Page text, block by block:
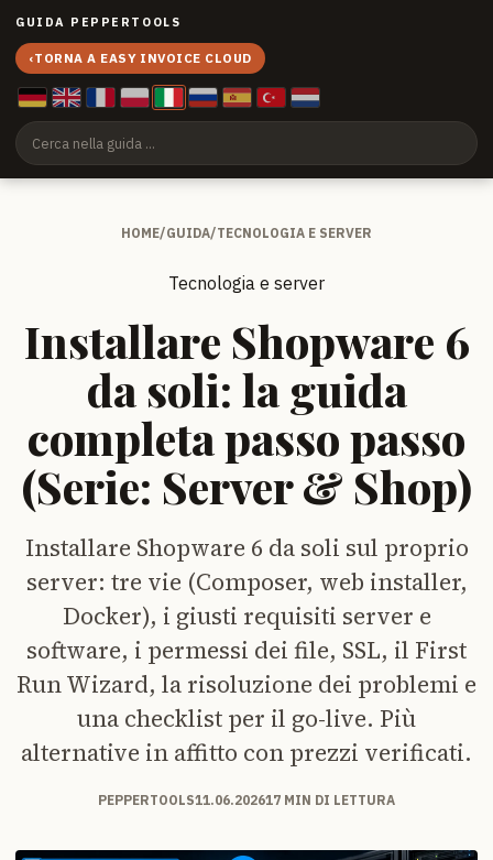
GUIDA PEPPERTOOLS
‹TORNA A EASY INVOICE CLOUD
HOME/GUIDA/TECNOLOGIA E SERVER
Tecnologia e server
Installare Shopware 6
da soli: la guida
completa passo passo
(Serie: Server & Shop)
Installare Shopware 6 da soli sul proprio
server: tre vie (Composer, web installer,
Docker), i giusti requisiti server e
software, i permessi dei file, SSL, il First
Run Wizard, la risoluzione dei problemi e
una checklist per il go-live. Più
alternative in affitto con prezzi verificati.
PEPPERTOOLS11.06.202617 MIN DI LETTURA